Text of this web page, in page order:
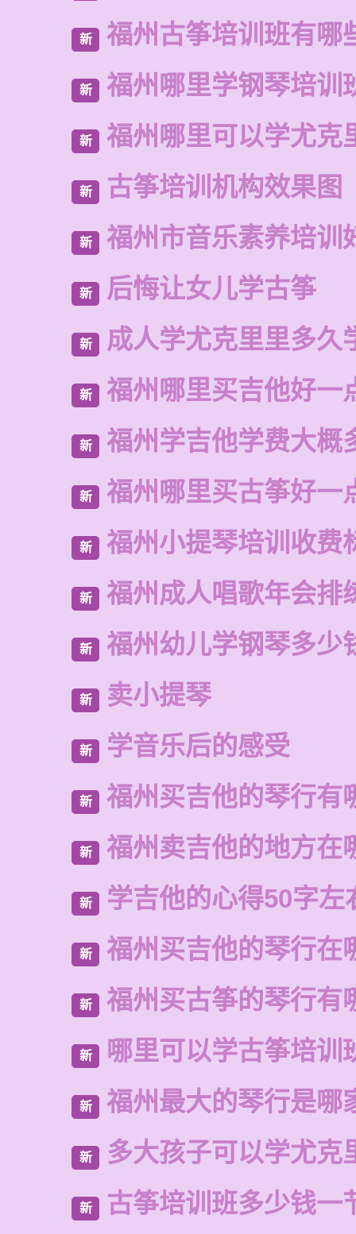
新 福州古筝培训班有哪
新 福州哪里学钢琴培训
新 福州哪里可以学尤克
新 古筝培训机构效果图
新 福州市音乐素养培训
新 后悔让女儿学古筝
新 成人学尤克里里多久
新 福州哪里买吉他好一
新 福州学吉他学费大概
新 福州哪里买古筝好一
新 福州小提琴培训收费
新 福州成人唱歌年会排
新 福州幼儿学钢琴多少
新 卖小提琴
新 学音乐后的感受
新 福州买吉他的琴行有
新 福州卖吉他的地方在
新 学吉他的心得50字左
新 福州买吉他的琴行在
新 福州买古筝的琴行有
新 哪里可以学古筝培训
新 福州最大的琴行是哪
新 多大孩子可以学尤克
新 古筝培训班多少钱一